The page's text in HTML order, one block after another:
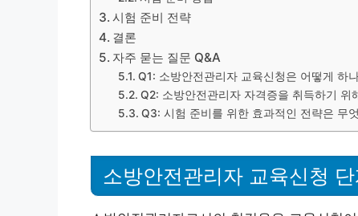
시험 준비 전략
결론
자주 묻는 질문 Q&A
Q1: 소방안전관리자 교육신청은 어떻게 하
Q2: 소방안전관리자 자격증을 취득하기 위
Q3: 시험 준비를 위한 효과적인 전략은 무
소방안전관리자 교육신청